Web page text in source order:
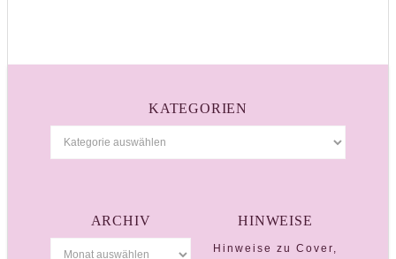
KATEGORIEN
ARCHIV HINWEISE
Hinweise zu Cover,